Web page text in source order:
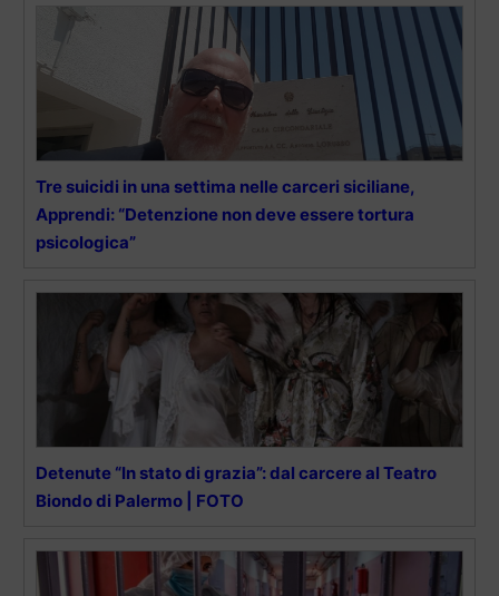
Tre suicidi in una settima nelle carceri siciliane,
Apprendi: “Detenzione non deve essere tortura
psicologica”
Detenute “In stato di grazia”: dal carcere al Teatro
Biondo di Palermo | FOTO